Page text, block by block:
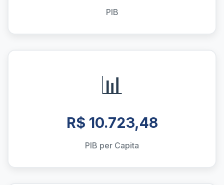
PIB
📊
R$ 10.723,48
PIB per Capita